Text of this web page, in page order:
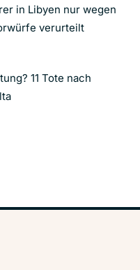
in Libyen nur wegen
verurteilt
11 Tote nach